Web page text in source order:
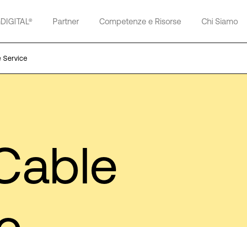
Partner Competenze e Risorse Chi Siamo
Service